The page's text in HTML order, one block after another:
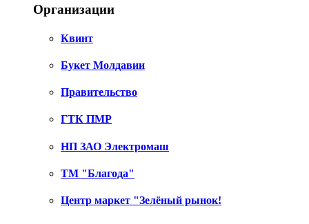
Организации
Квинт
Букет Молдавии
Правительство
ГТК ПМР
НП ЗАО Электромаш
ТМ "Благода"
Центр маркет "Зелёный рынок!